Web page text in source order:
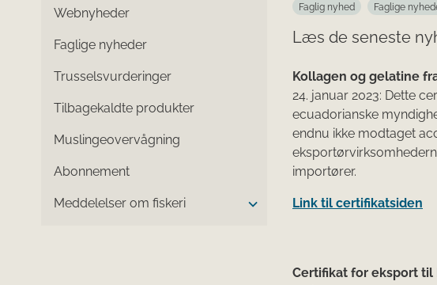
Webnyheder
Faglige nyheder
Trusselsvurderinger
Tilbagekaldte produkter
Muslingeovervågning
Abonnement
Meddelelser om fiskeri
Faglig nyhed Faglige
Læs de seneste
Kollagen og gelatine
24. januar 2023: Dette
ecuadorianske
endnu ikke modtaget
importører.
Link til certifikatsiden
Certifikat for eksport til